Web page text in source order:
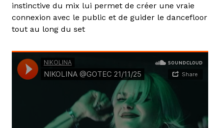
instinctive du mix lui permet de créer une vraie
connexion avec le public et de guider le dancefloor
tout au long du set